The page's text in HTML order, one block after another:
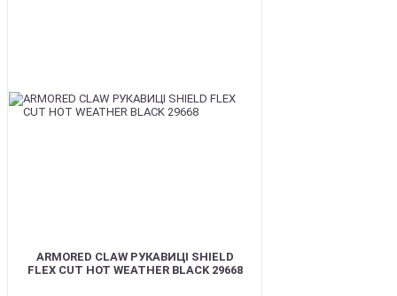
ARMORED CLAW РУКАВИЦІ SHIELD
FLEX CUT HOT WEATHER BLACK 29668